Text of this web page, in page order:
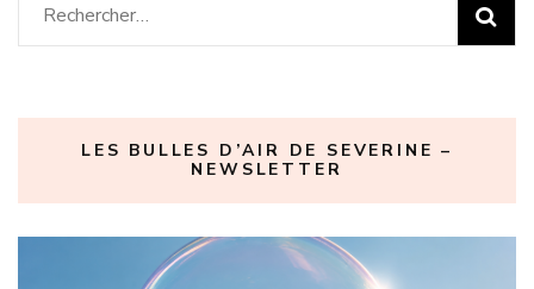
Rechercher :
LES BULLES D’AIR DE SEVERINE –
NEWSLETTER